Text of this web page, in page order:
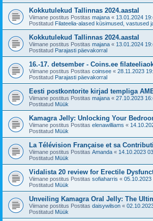
Kokkutulekud Tallinnas 2024.aastal
Viimane postitus Postitas majana « 13.01.2024
Postitatud Filateelia-alased küsimused, vastused
Kokkutulekud Tallinnas 2024.aastal
Viimane postitus Postitas majana « 13.01.2024
Postitatud Parajasti päevakorral
16.-17. detsember - Coins.ee
Viimane postitus Postitas coinsee « 28.11.2023
Postitatud Parajasti päevakorral
Eesti postkontorite kirjad templiga
Viimane postitus Postitas majana « 27.10.2023
Postitatud Müük
Kamagra Jelly: Unlocking Your
Viimane postitus Postitas elenawilliams «
Postitatud Müük
La Télévision Française et sa
Viimane postitus Postitas Amanda « 14.10.2023
Postitatud Müük
Vidalista 20 review for Erectile
Viimane postitus Postitas sofiaharris « 05.10.2023
Postitatud Müük
Unveiling Kamagra Oral Jelly: The
Viimane postitus Postitas daisywilson «
Postitatud Müük